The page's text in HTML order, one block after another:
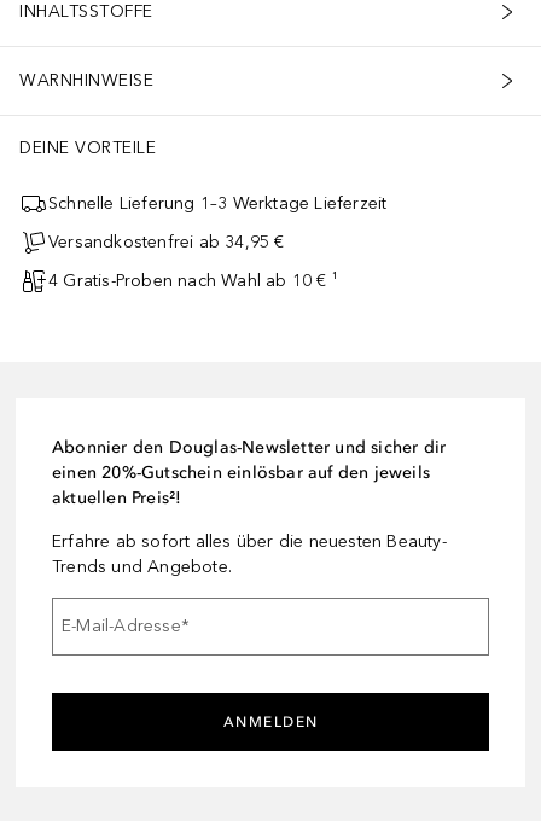
INHALTSSTOFFE
WARNHINWEISE
DEINE VORTEILE
Schnelle Lieferung 1–3 Werktage Lieferzeit
Versandkostenfrei ab 34,95 €
4 Gratis-Proben nach Wahl ab 10 € ¹
Abonnier den Douglas-Newsletter und sicher dir
einen 20%-Gutschein einlösbar auf den jeweils
aktuellen Preis²!
Erfahre ab sofort alles über die neuesten Beauty-
Trends und Angebote.
E-Mail-Adresse*
ANMELDEN